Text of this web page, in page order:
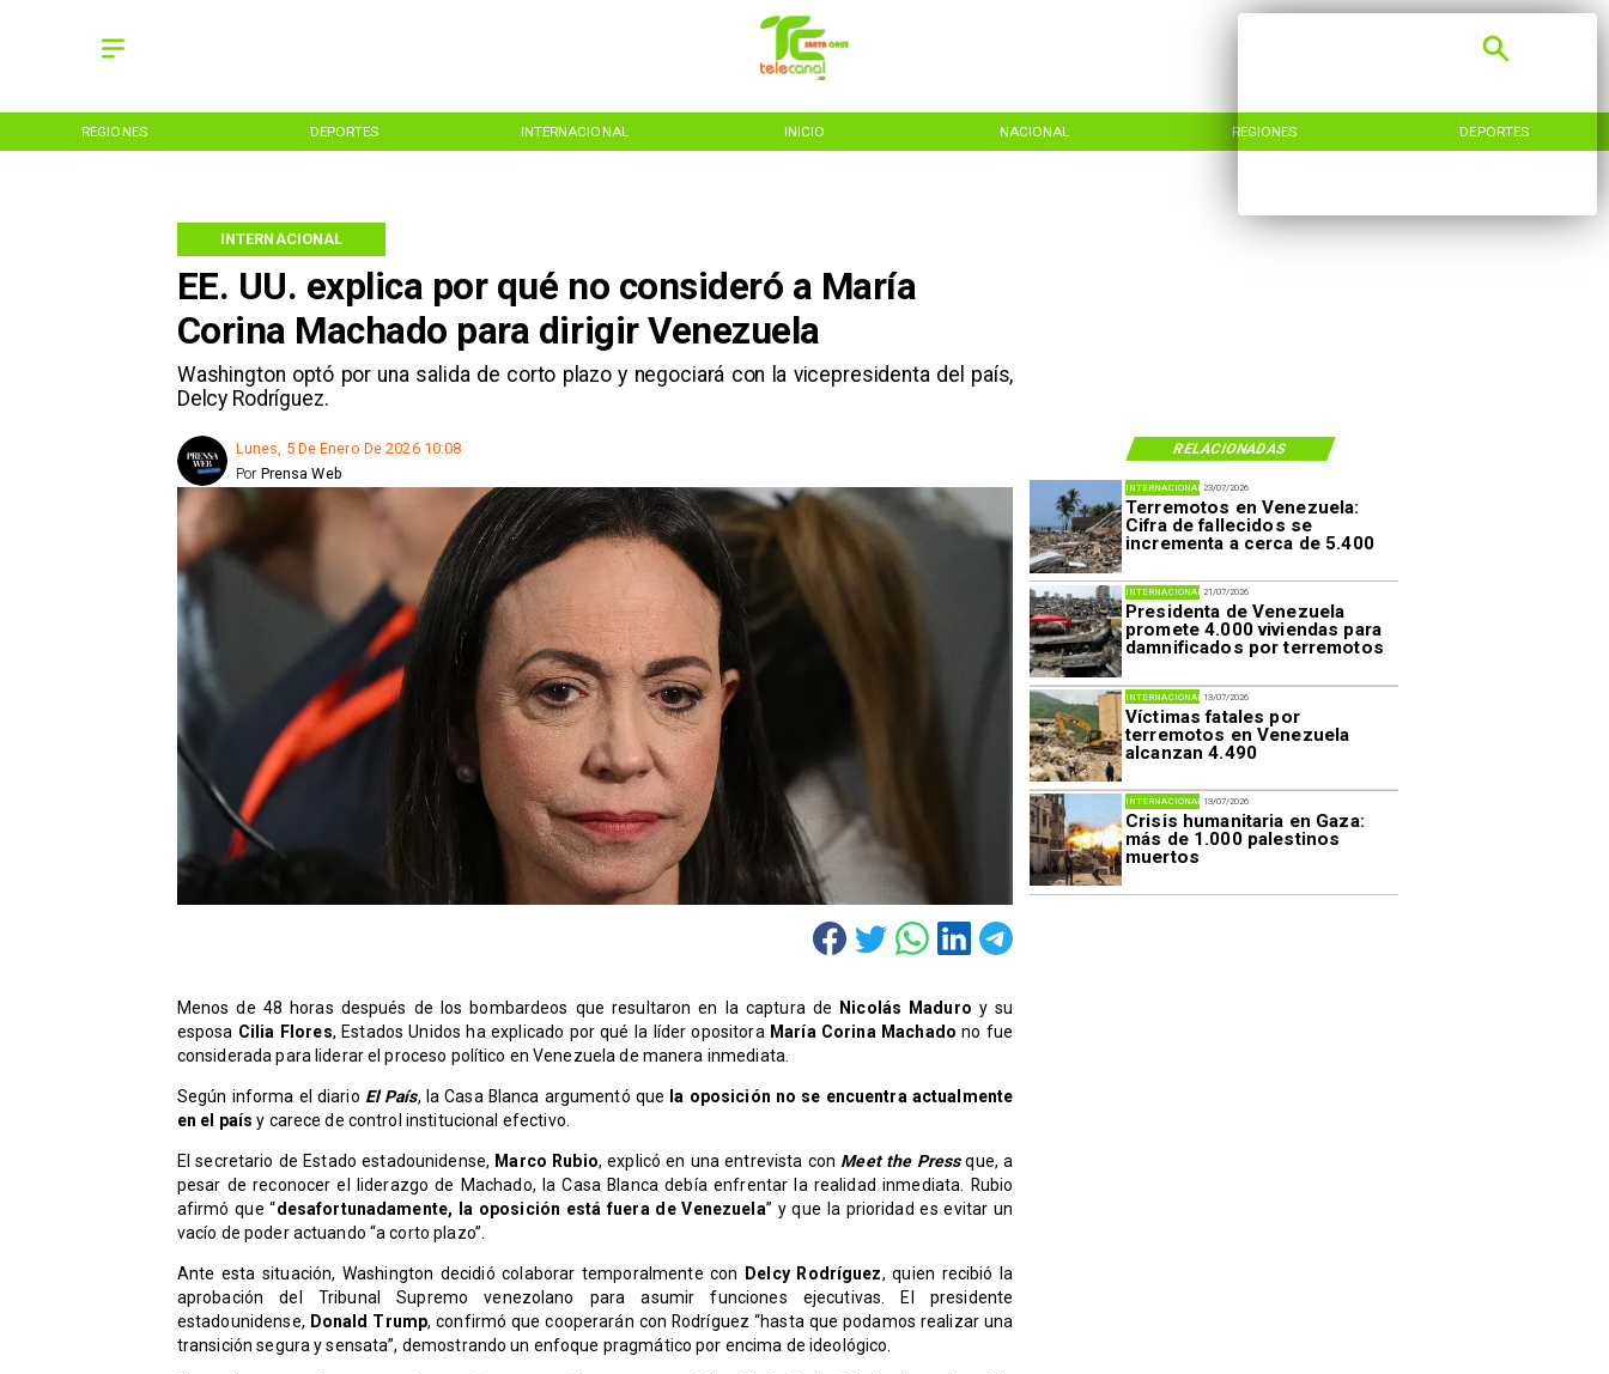
REGIONES DEPORTES INTERNACIONAL INICIO NACIONAL REGIONES DEPORTES
EE. UU. explica por qué no consideró a María
Corina Machado para dirigir Venezuela
Washington optó por una salida de corto plazo y negociará con la vicepresidenta del país,
Delcy Rodríguez.
INTERNACIONAL
RELACIONADAS
Lunes, 5 De Enero De 2026 10:08
Prensa Web
Por
23/07/2026
Terremotos en Venezuela:
Cifra de fallecidos se
incrementa a cerca de 5.400
INTERNACIONAL
21/07/2026
Presidenta de Venezuela
promete 4.000 viviendas para
damnificados por terremotos
INTERNACIONAL
13/07/2026
Víctimas fatales por
terremotos en Venezuela
alcanzan 4.490
INTERNACIONAL
13/07/2026
Crisis humanitaria en Gaza:
más de 1.000 palestinos
muertos
INTERNACIONAL
Menos de 48 horas después de los bombardeos que resultaron en la captura de Nicolás Maduro y su
esposa Cilia Flores, Estados Unidos ha explicado por qué la líder opositora María Corina Machado no fue
considerada para liderar el proceso político en Venezuela de manera inmediata.
Según informa el diario El País, la Casa Blanca argumentó que la oposición no se encuentra actualmente
en el país y carece de control institucional efectivo.
El secretario de Estado estadounidense, Marco Rubio, explicó en una entrevista con Meet the Pressque, a
pesar de reconocer el liderazgo de Machado, la Casa Blanca debía enfrentar la realidad inmediata. Rubio
afirmó que “desafortunadamente, la oposición está fuera de Venezuela” y que la prioridad es evitar un
vacío de poder actuando “a corto plazo”.
Ante esta situación, Washington decidió colaborar temporalmente con Delcy Rodríguez, quien recibió la
aprobación del Tribunal Supremo venezolano para asumir funciones ejecutivas. El presidente
estadounidense, Donald Trump, confirmó que cooperarán con Rodríguez “hasta que podamos realizar una
transición segura y sensata”, demostrando un enfoque pragmático por encima de ideológico.